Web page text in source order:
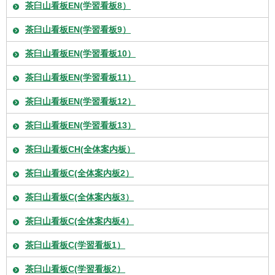
茶臼山看板EN(学習看板8）
茶臼山看板EN(学習看板9）
茶臼山看板EN(学習看板10）
茶臼山看板EN(学習看板11）
茶臼山看板EN(学習看板12）
茶臼山看板EN(学習看板13）
茶臼山看板CH(全体案内板）
茶臼山看板C(全体案内板2）
茶臼山看板C(全体案内板3）
茶臼山看板C(全体案内板4）
茶臼山看板C(学習看板1）
茶臼山看板C(学習看板2）